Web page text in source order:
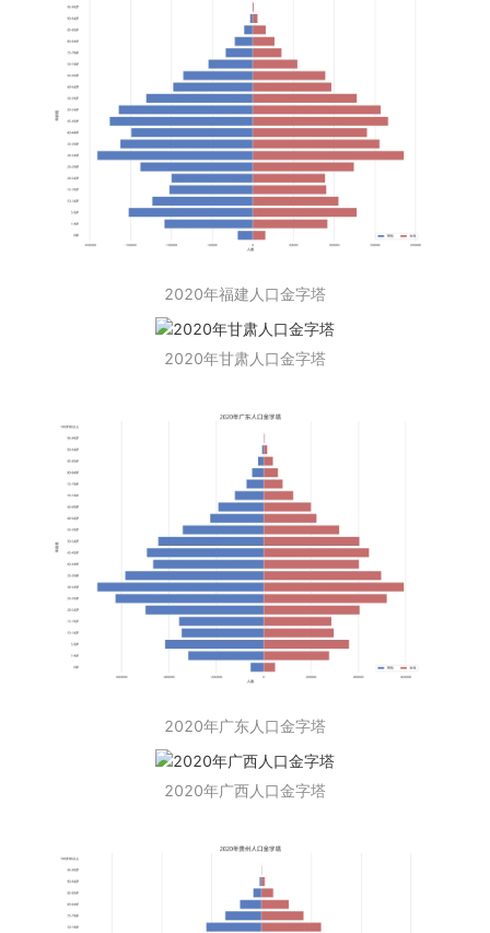
2020年福建人口金字塔
2020年甘肃人口金字塔
2020年广东人口金字塔
2020年广西人口金字塔